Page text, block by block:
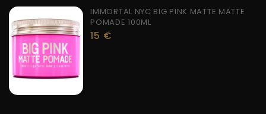
IMMORTAL NYC BIG PINK MATTE MATTE
POMADE 100ML
15 €